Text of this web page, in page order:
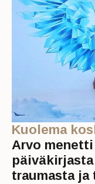
Kuolema
Arvo
traumasta